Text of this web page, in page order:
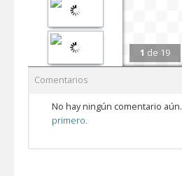
1 de 19
Comentarios
No hay ningún comentario aún.
primero.